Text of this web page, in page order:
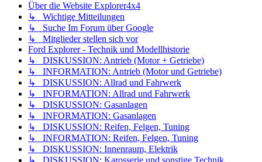
Über die Website Explorer4x4
↳ Wichtige Mitteilungen
↳ Suche Im Forum über Google
↳ Mitglieder stellen sich vor
Ford Explorer - Technik und Modellhistorie
↳ DISKUSSION: Antrieb (Motor + Getriebe)
↳ INFORMATION: Antrieb (Motor und Getriebe)
↳ DISKUSSION: Allrad und Fahrwerk
↳ INFORMATION: Allrad und Fahrwerk
↳ DISKUSSION: Gasanlagen
↳ INFORMATION: Gasanlagen
↳ DISKUSSION: Reifen, Felgen, Tuning
↳ INFORMATION: Reifen, Felgen, Tuning
↳ DISKUSSION: Innenraum, Elektrik